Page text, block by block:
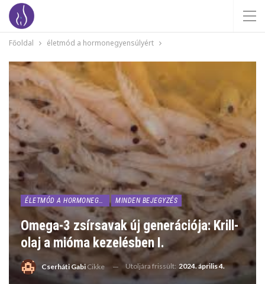
Főoldal életmód a hormonegyensúlyért
ÉLETMÓD A HORMONEGYENSÚLYÉRT MINDEN BEJEGYZÉS
Omega-3 zsírsavak új generációja: Krill-
olaj a mióma kezelésben I.
Cserháti Gabi Cikke Utoljára frissült: 2024. április 4.